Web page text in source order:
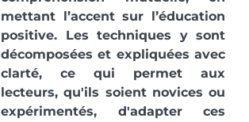
mettant l’accent sur l’éducation
positive. Les techniques y sont
décomposées et expliquées avec
clarté, ce qui permet aux
lecteurs, qu'ils soient novices ou
expérimentés, d'adapter ces